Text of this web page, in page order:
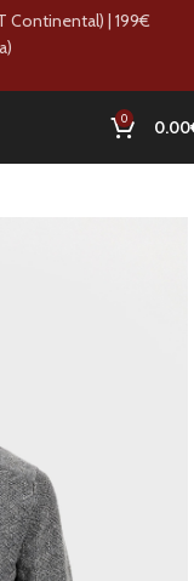
0 0.00
Continental) | 199€